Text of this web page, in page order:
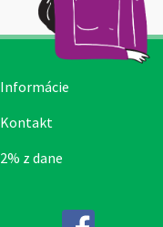
Informácie
Kontakt
2% z dane